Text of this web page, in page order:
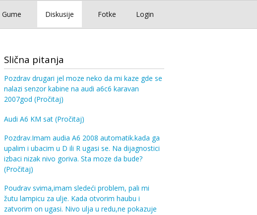
Login
Gume Diskusije Fotke
Slična pitanja
Pozdrav drugari jel moze neko da mi kaze gde se
nalazi senzor kabine na audi a6c6 karavan
2007god (Pročitaj)
Audi A6 KM sat (Pročitaj)
Pozdrav.Imam audia A6 2008 automatik.kada ga
upalim i ubacim u D ili R ugasi se. Na dijagnostici
izbaci nizak nivo goriva. Sta moze da bude?
(Pročitaj)
Poudrav svima,imam sledeći problem, pali mi
žutu lampicu za ulje. Kada otvorim haubu i
zatvorim on ugasi. Nivo ulja u redu,ne pokazuje